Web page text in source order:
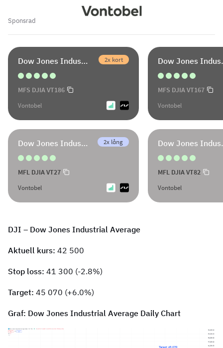
Sponsrad
Dow Jones Industrial Average 2x kort
MFS DJIA VT186
Vontobel
Dow
MFS DJIA VT167
Vontobel
Dow Jones Industrial Average 2x lång
MFL DJIA VT27
Vontobel
Dow
MFL DJIA VT82
Vontobel
DJI – Dow Jones Industrial Average
Aktuell kurs: 42 500
Stop loss: 41 300 (-2.8%)
Target: 45 070 (+6.0%)
Graf: Dow Jones Industrial Average Daily Chart